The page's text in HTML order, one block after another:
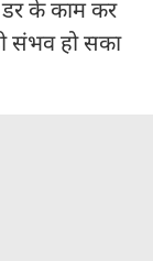
के काम कर
संभव हो सका